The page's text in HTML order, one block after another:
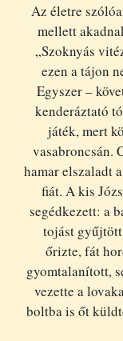
Az életre
mellett
„Szoknyás
ezen a tájon
Egyszer –
kenderáztató
játék, mert
vasabroncsán.
hamar elszaladt
fiát. A kis
segédkezett: a
tojást
őrizte, fát
gyomtalanított,
vezette a
boltba is őt